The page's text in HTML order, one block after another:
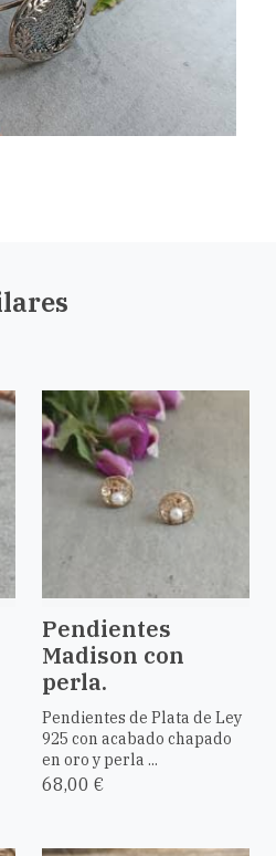
Pendientes
Madison con
perla.
Pendientes de Plata de Ley
925 con acabado chapado
en oro y perla ...
68,00 €